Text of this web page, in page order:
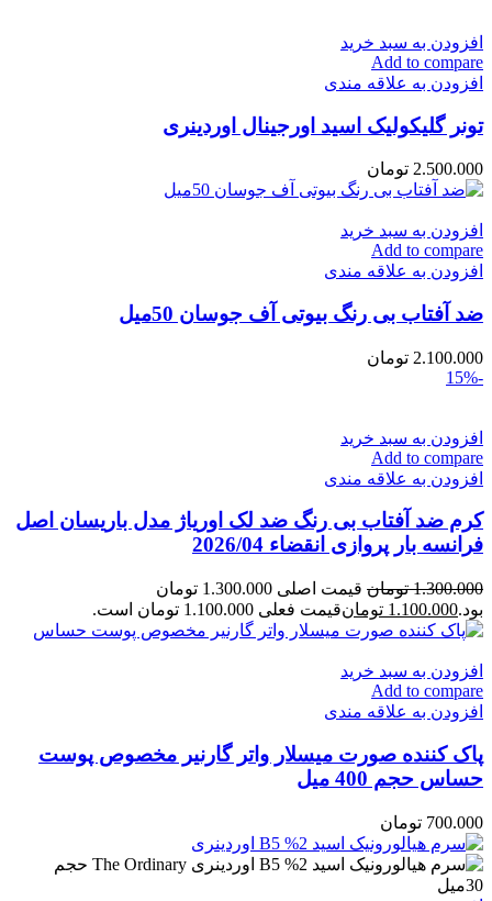
افزودن به سبد خرید
Add to compare
افزودن به علاقه مندی
تونر گلیکولیک اسید اورجینال اوردینری
2.500.000 تومان
افزودن به سبد خرید
Add to compare
افزودن به علاقه مندی
ضد آفتاب بی رنگ بیوتی آف جوسان 50میل
2.100.000 تومان
-15%
افزودن به سبد خرید
Add to compare
افزودن به علاقه مندی
کرم ضد آفتاب بی رنگ ضد لک اوریاژ مدل باریسان اصل
فرانسه بار پروازی انقضاء 2026/04
1.300.000 تومان
قیمت اصلی 1.300.000 تومان
بود.1.100.000 تومانقیمت فعلی 1.100.000 تومان است.
افزودن به سبد خرید
Add to compare
افزودن به علاقه مندی
پاک کننده صورت میسلار واتر گارنیر مخصوص پوست
حساس حجم 400 میل
700.000 تومان